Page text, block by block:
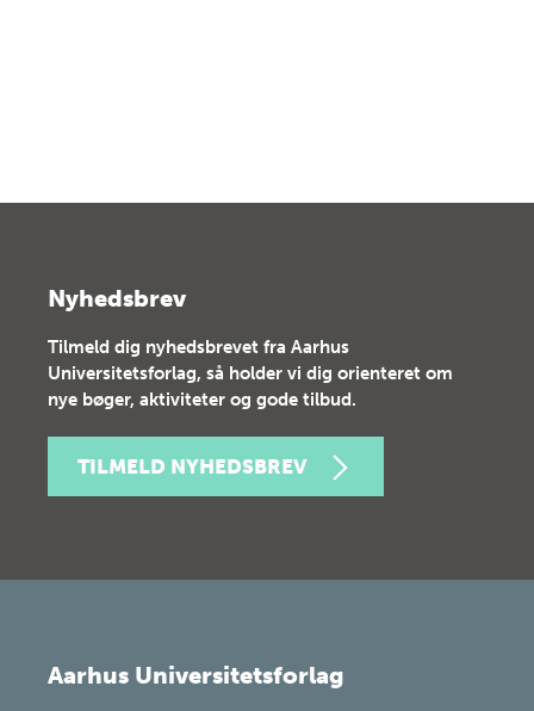
Nyhedsbrev
Tilmeld dig nyhedsbrevet fra Aarhus
Universitetsforlag, så holder vi dig orienteret om
nye bøger, aktiviteter og gode tilbud.
TILMELD NYHEDSBREV
Aarhus Universitetsforlag